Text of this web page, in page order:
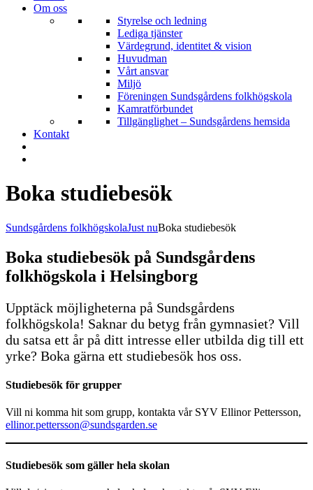
Om oss
Styrelse och ledning
Lediga tjänster
Värdegrund, identitet & vision
Huvudman
Vårt ansvar
Miljö
Föreningen Sundsgårdens folkhögskola
Kamratförbundet
Tillgänglighet – Sundsgårdens hemsida
Kontakt
Boka studiebesök
Sundsgårdens folkhögskolaJust nuBoka studiebesök
Boka studiebesök på Sundsgårdens
folkhögskola i Helsingborg
Upptäck möjligheterna på Sundsgårdens
folkhögskola! Saknar du betyg från gymnasiet? Vill
du satsa ett år på ditt intresse eller utbilda dig till ett
yrke? Boka gärna ett studiebesök hos oss.
Studiebesök för grupper
Vill ni komma hit som grupp, kontakta vår SYV Ellinor Pettersson,
ellinor.pettersson@sundsgarden.se
Studiebesök som gäller hela skolan